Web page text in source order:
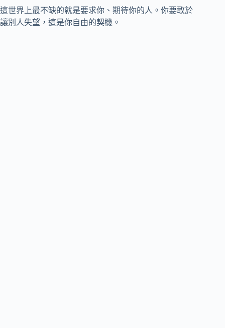
這世界上最不缺的就是要求你、期待你的人。你要敢於
讓別人失望，這是你自由的契機。